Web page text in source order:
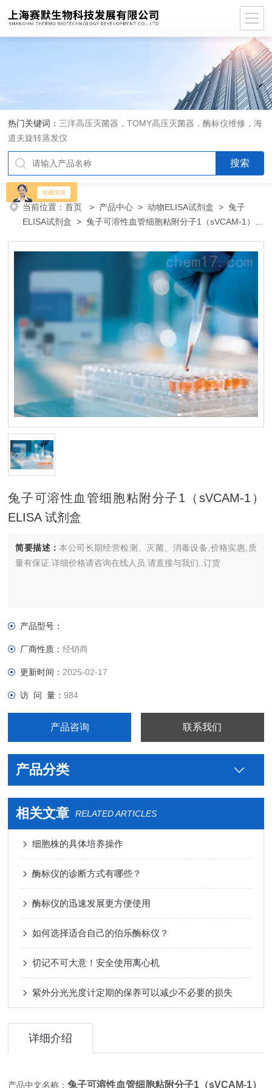
热门关键词： 三洋高压灭菌器，TOMY高压灭菌器，酶标仪维修，海
道夫旋转蒸发仪
当前位置：首页 > 产品中心 >动物ELISA试剂盒 >兔子
ELISA试剂盒 > 兔子可溶性血管细胞粘附分子1（sVCAM-1）
兔子可溶性血管细胞粘附分子1（sVCAM-1）
ELISA 试剂盒
简要描述：本公司长期经营检测、灭菌、消毒设备,价格实惠,质
量有保证.详细价格请咨询在线人员.请直接与我们..订货
产品型号：
厂商性质：经销商
更新时间： 2025-02-17
访 问 量：984
产品咨询 联系我们
产品分类
相关文章 RELATED ARTICLES
细胞株的具体培养操作
酶标仪的诊断方式有哪些？
酶标仪的迅速发展更方便使用
如何选择适合自己的伯乐酶标仪？
切记不可大意！安全使用离心机
紫外分光光度计定期的保养可以减少不必要的损失
详细介绍
产品中文名称：兔子可溶性血管细胞粘附分子1（sVCAM-1）